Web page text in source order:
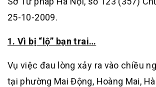
25-10-2009.
1. Vì bị “lộ” bạn trai…
Vụ việc đau lòng xảy ra vào chiều
tại phường Mai Động, Hoàng Mai,